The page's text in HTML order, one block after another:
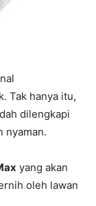
Tak hanya itu,
dilengkapi
nyaman.
yang akan
oleh lawan